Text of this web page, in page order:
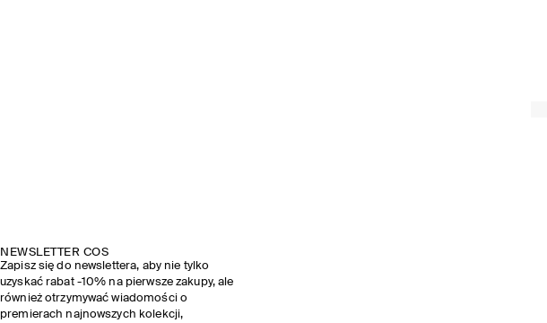
NEWSLETTER COS
Zapisz się do newslettera, aby nie tylko
uzyskać rabat -10% na pierwsze zakupy, ale
również otrzymywać wiadomości o
premierach najnowszych kolekcji,